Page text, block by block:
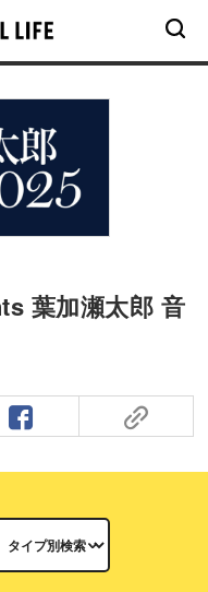
葉加瀬太郎 音